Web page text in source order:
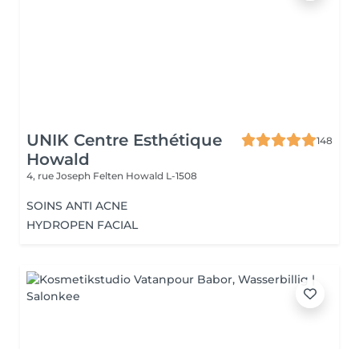
UNIK Centre Esthétique
Howald
148
4, rue Joseph Felten Howald L-1508
SOINS ANTI ACNE
HYDROPEN FACIAL